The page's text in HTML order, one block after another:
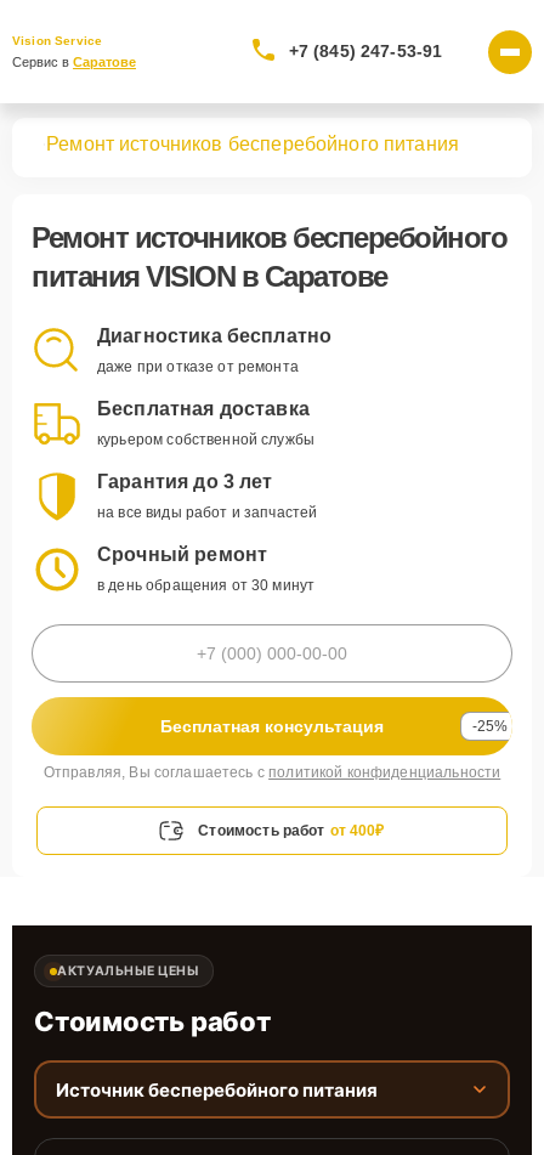
Vision Service
Сервис в Саратове
+7 (845) 247-53-91
Ремонт источников бесперебойного питания
Ремонт источников бесперебойного
питания VISIONв Саратове
Диагностика бесплатно
даже при отказе от ремонта
Бесплатная доставка
курьером собственной службы
Гарантия до 3 лет
на все виды работ и запчастей
Срочный ремонт
в день обращения от 30 минут
Бесплатная консультация -25%
Отправляя, Вы соглашаетесь с политикой конфиденциальности
Стоимость работ от 400₽
АКТУАЛЬНЫЕ ЦЕНЫ
Стоимость работ
Источник бесперебойного питания